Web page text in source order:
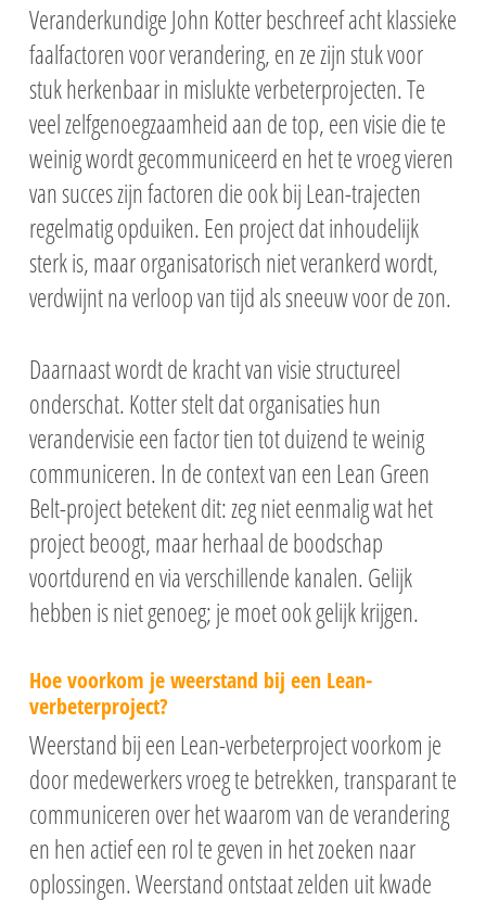
Veranderkundige John Kotter beschreef acht klassieke
faalfactoren voor verandering, en ze zijn stuk voor
stuk herkenbaar in mislukte verbeterprojecten. Te
veel zelfgenoegzaamheid aan de top, een visie die te
weinig wordt gecommuniceerd en het te vroeg vieren
van succes zijn factoren die ook bij Lean-trajecten
regelmatig opduiken. Een project dat inhoudelijk
sterk is, maar organisatorisch niet verankerd wordt,
verdwijnt na verloop van tijd als sneeuw voor de zon.
Daarnaast wordt de kracht van visie structureel
onderschat. Kotter stelt dat organisaties hun
verandervisie een factor tien tot duizend te weinig
communiceren. In de context van een Lean Green
Belt-project betekent dit: zeg niet eenmalig wat het
project beoogt, maar herhaal de boodschap
voortdurend en via verschillende kanalen. Gelijk
hebben is niet genoeg; je moet ook gelijk krijgen.
Hoe voorkom je weerstand bij een Lean-
verbeterproject?
Weerstand bij een Lean-verbeterproject voorkom je
door medewerkers vroeg te betrekken, transparant te
communiceren over het waarom van de verandering
en hen actief een rol te geven in het zoeken naar
oplossingen. Weerstand ontstaat zelden uit kwade